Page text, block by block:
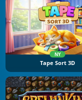
NY
Tape Sort 3D